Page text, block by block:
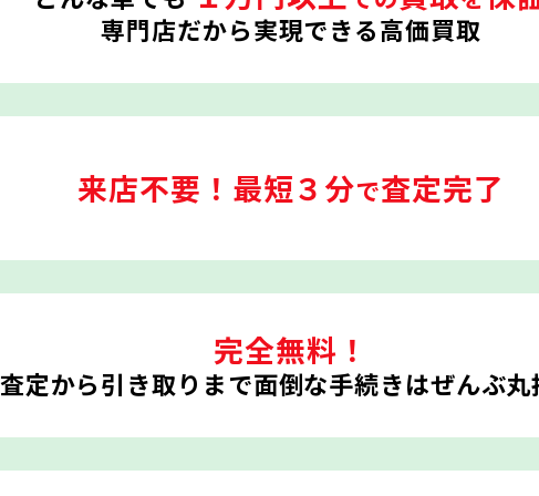
専門店だから実現できる高価買取
来店不要！ 最短３分で査定完了
完全無料！
査定から引き取りまで面倒な手続きはぜんぶ